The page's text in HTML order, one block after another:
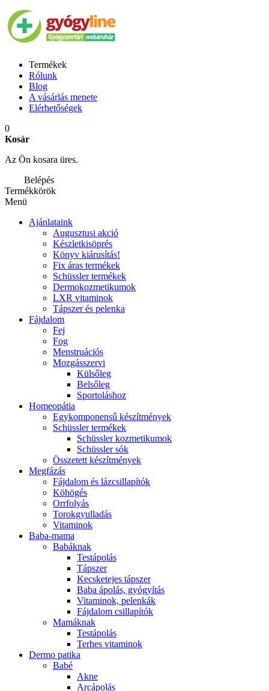
Termékek
Rólunk
Blog
A vásárlás menete
Elérhetőségek
0
Kosár
Az Ön kosara üres.
Belépés
Termékkörök
Menü
Ajánlataink
Augusztusi akció
Készletkisöprés
Könyv kiárusítás!
Fix áras termékek
Schüssler termékek
Dermokozmetikumok
LXR vitaminok
Tápszer és pelenka
Fájdalom
Fej
Fog
Menstruációs
Mozgásszervi
Külsőleg
Belsőleg
Sportoláshoz
Homeopátia
Egykomponensű készítmények
Schüssler termékek
Schüssler kozmetikumok
Schüssler sók
Összetett készítmények
Megfázás
Fájdalom és lázcsillapítók
Köhögés
Orrfolyás
Torokgyulladás
Vitaminok
Baba-mama
Babáknak
Testápolás
Tápszer
Kecsketejes tápszer
Baba ápolás, gyógyítás
Vitaminok, pelenkák
Fájdalom csillapítók
Mamáknak
Testápolás
Terhes vitaminok
Dermo patika
Babé
Akne
Arcápolás